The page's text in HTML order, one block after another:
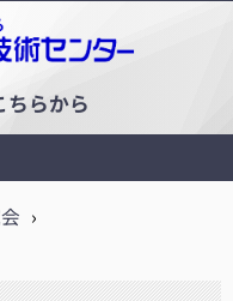
ちらから
›